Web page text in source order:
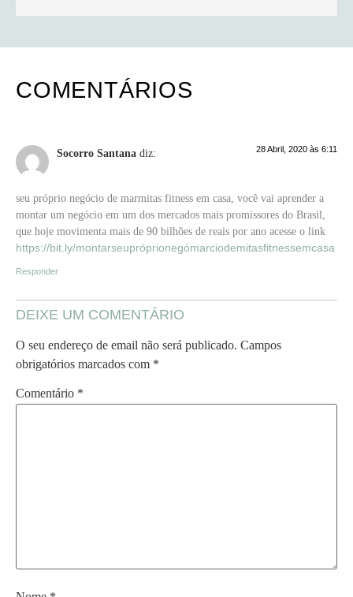
COMENTÁRIOS
Socorro Santana diz: 28 Abril, 2020 às 6:11
seu próprio negócio de marmitas fitness em casa, você vai aprender a
montar um negócio em um dos mercados mais promissores do Brasil,
que hoje movimenta mais de 90 bilhões de reais por ano acesse o link
https://bit.ly/montarseupróprionegómarciodemitasfitnessemcasa
Responder
DEIXE UM COMENTÁRIO
O seu endereço de email não será publicado. Campos
obrigatórios marcados com *
Comentário *